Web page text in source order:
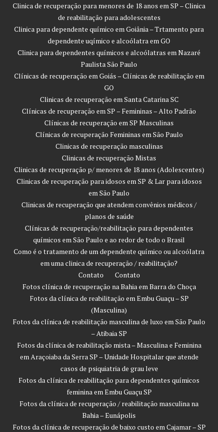
Clinica de recuperação para menores de 18 anos em SP – Clinica
de reabilitação para adolescentes
Clinica para dependente químico em Goiânia – Trtamento para
dependente uqímico e alcoólatra em GO
Clinica para dependentes químicos e alcoólatras em Nazaré
Paulista São Paulo
Clínicas de recuperação em Goiás – Clínicas de reabilitação em
GO
Clinicas de recuperação em Santa Catarina SC
Clínicas de recuperação em SP – Femininas – Alto Padrão
Clínicas de recuperação em SP Masculinas
Clínicas de recuperação Femininas em São Paulo
Clinicas de recuperação masculinas
Clinicas de recuperação Mistas
Clinicas de recuperação p/ menores de 18 anos (Adolescentes)
Clinicas de recuperação para idosos em SP & Lar para idosos
em São Paulo
Clinicas de recuperação que atendem convênios médicos /
planos de saúde
Clínicas de recuperação/reabilitação para dependentes
químicos em São Paulo e ao redor de todo o Brasil
Como é o tratamento de um dependente químico ou alcoólatra
em uma clinica de recuperação / reabilitação?
Contato
Contato
Fotos clínica de recuperação na Bahia em Barra do Choça
Fotos da clínica de reabilitação em Embu Guaçu – SP
(Masculina)
Fotos da clínica de reabilitação masculina de luxo em São Paulo
– Atibaia SP
Fotos da clínica de reabilitação mista – Masculina e Feminina
em Araçoiaba da Serra SP – Unidade Hospitalar que atende
casos de psiquiatria de grau leve
Fotos da clínica de reabilitação para dependentes químicos
feminina em Embu Guaçu SP
Fotos da clínica de recuperação / reabilitação masculina na
Bahia – Eunápolis
Fotos da clínica de recuperação de baixo custo em Cajamar – SP